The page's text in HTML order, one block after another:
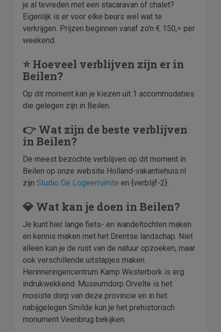
je al tevreden met een stacaravan of chalet?
Eigenlijk is er voor elke beurs wel wat te
verkrijgen. Prijzen beginnen vanaf zo'n € 150,= per
weekend.
⭐ Hoeveel verblijven zijn er in
Beilen?
Op dit moment kan je kiezen uit 1 accommodaties
die gelegen zijn in Beilen.
👉 Wat zijn de beste verblijven
in Beilen?
De meest bezochte verblijven op dit moment in
Beilen op onze website Holland-vakantiehuis.nl
zijn Studio De Logeerruimte en {verblijf-2}.
💎 Wat kan je doen in Beilen?
Je kunt hier lange fiets- en wandeltochten maken
en kennis maken met het Drentse landschap. Niet
alleen kun je de rust van de natuur opzoeken, maar
ook verschillende uitstapjes maken.
Herinneringencentrum Kamp Westerbork is erg
indrukwekkend. Museumdorp Orvelte is het
mooiste dorp van deze provincie en in het
nabijgelegen Smilde kun je het prehistorisch
monument Veenbrug bekijken.